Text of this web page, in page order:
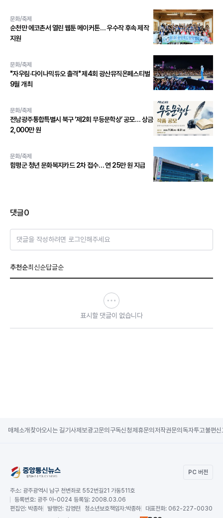
문화/축제
순천만 에코촌서 열린 웹툰 메이커톤… 우수작 후속 제작
지원
문화/축제
"자우림·다이나믹듀오 출격" 제4회 광산뮤직온페스티벌
9월 개최
문화/축제
전남광주통합특별시 북구 ‘제2회 무등문학상’ 공모… 상금
2,000만 원
문화/축제
함평군 청년 문화복지카드 2차 접수… 연 25만 원 지급
댓글0
댓글을 작성하려면 로그인해주세요
추천순최신순답글순
표시할 댓글이 없습니다
매체소개 찾아오시는 길기사제보광고문의 구독신청제휴문의 저작권문의 독자투고불편신
PC 버전
주소: 광주광역시 남구 천변좌로 552번길21 가동511호
등록번호: 광주 아-0024 등록일: 2008.03.06
편집인: 박종하 발행인: 김영란 청소년보호책임자:박종하 대표전화: 062-227-0030